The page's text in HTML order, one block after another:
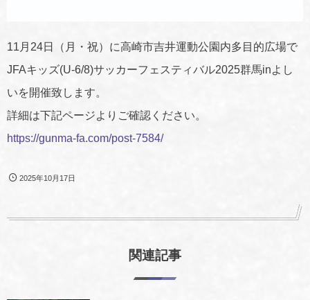
11月24日（月・祝）に高崎市吉井運動公園内多目的広場で
JFAキッズ(U-6/8)サッカーフェスティバル2025群馬inよし
いを開催致します。
詳細は下記ページよりご確認ください。
https://gunma-fa.com/post-7584/
2025年10月17日
関連記事